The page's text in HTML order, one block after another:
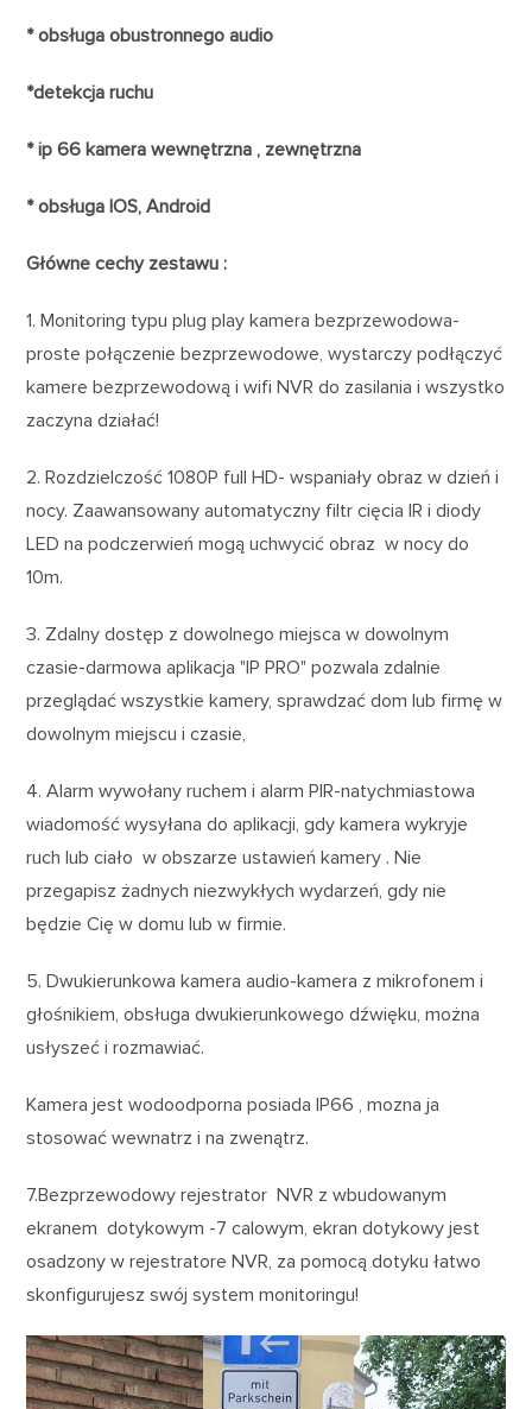
* obsługa obustronnego audio
*detekcja ruchu
* ip 66 kamera wewnętrzna , zewnętrzna
* obsługa IOS, Android
Główne cechy zestawu :
1. Monitoring typu plug play kamera bezprzewodowa-
proste połączenie bezprzewodowe, wystarczy podłączyć
kamere bezprzewodową i wifi NVR do zasilania i wszystko
zaczyna działać!
2. Rozdzielczość 1080P full HD- wspaniały obraz w dzień i
nocy. Zaawansowany automatyczny filtr cięcia IR i diody
LED na podczerwień mogą uchwycić obraz w nocy do
10m.
3. Zdalny dostęp z dowolnego miejsca w dowolnym
czasie-darmowa aplikacja "IP PRO" pozwala zdalnie
przeglądać wszystkie kamery, sprawdzać dom lub firmę w
dowolnym miejscu i czasie,
4. Alarm wywołany ruchem i alarm PIR-natychmiastowa
wiadomość wysyłana do aplikacji, gdy kamera wykryje
ruch lub ciało w obszarze ustawień kamery . Nie
przegapisz żadnych niezwykłych wydarzeń, gdy nie
będzie Cię w domu lub w firmie.
5. Dwukierunkowa kamera audio-kamera z mikrofonem i
głośnikiem, obsługa dwukierunkowego dźwięku, można
usłyszeć i rozmawiać.
Kamera jest wodoodporna posiada IP66 , mozna ja
stosować wewnatrz i na zwenątrz.
7.Bezprzewodowy rejestrator NVR z wbudowanym
ekranem dotykowym -7 calowym, ekran dotykowy jest
osadzony w rejestratore NVR, za pomocą dotyku łatwo
skonfigurujesz swój system monitoringu!